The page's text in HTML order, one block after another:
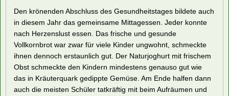
Den krönenden Abschluss des Gesundheitstages bildete auch
in diesem Jahr das gemeinsame Mittagessen. Jeder konnte
nach Herzenslust essen. Das frische und gesunde
Vollkornbrot war zwar für viele Kinder ungwohnt, schmeckte
ihnen dennoch erstaunlich gut. Der Naturjoghurt mit frischem
Obst schmeckte den Kindern mindestens genauso gut wie
das in Kräuterquark gedippte Gemüse. Am Ende halfen dann
auch die meisten Schüler tatkräftig mit beim Aufräumen und